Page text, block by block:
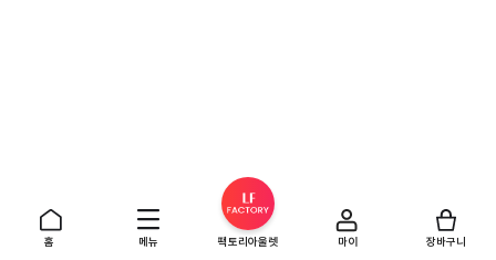
홈 메뉴 팩토리아울렛 마이 장바구니